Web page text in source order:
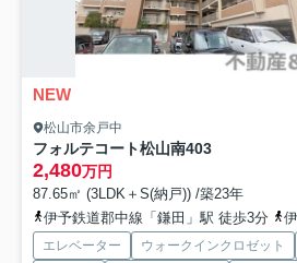
NEW
松山市余戸中
フォルテコート松山南403
2,480万円
87.65㎡ (3LDK＋S(納戸)) /築23年
伊予鉄道郡中線「鎌田」駅 徒歩3分
伊
エレベーター ウォークインクロゼット